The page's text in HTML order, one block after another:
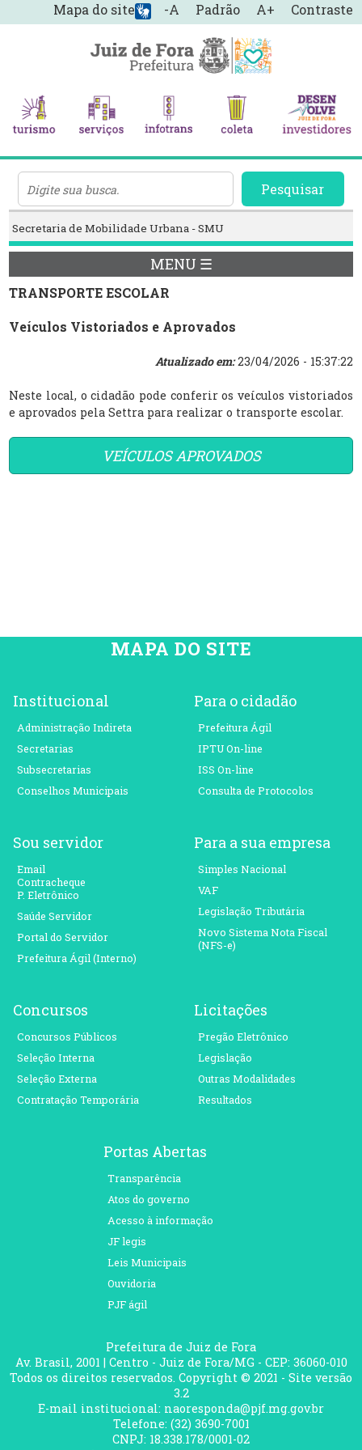
-A Padrão A+ Contraste
Mapa do site
Pesquisar
Secretaria de Mobilidade Urbana - SMU
MENU ☰
TRANSPORTE ESCOLAR
Veículos Vistoriados e Aprovados
Atualizado em:23/04/2026 - 15:37:22
Neste local, o cidadão pode conferir os veículos vistoriados
e aprovados pela Settra para realizar o transporte escolar.
VEÍCULOS APROVADOS
MAPA DO SITE
Institucional
Administração Indireta
Secretarias
Subsecretarias
Conselhos Municipais
Para o cidadão
Prefeitura Ágil
IPTU On-line
ISS On-line
Consulta de Protocolos
Sou servidor
Email
Contracheque
P. Eletrônico
Saúde Servidor
Portal do Servidor
Prefeitura Ágil (Interno)
Para a sua empresa
Simples Nacional
VAF
Legislação Tributária
Novo Sistema Nota Fiscal
(NFS-e)
Concursos
Concursos Públicos
Seleção Interna
Seleção Externa
Contratação Temporária
Licitações
Pregão Eletrônico
Legislação
Outras Modalidades
Resultados
Portas Abertas
Transparência
Atos do governo
Acesso à informação
JF legis
Leis Municipais
Ouvidoria
PJF ágil
Prefeitura de Juiz de Fora
Av. Brasil, 2001 | Centro - Juiz de Fora/MG - CEP: 36060-010
Todos os direitos reservados. Copyright © 2021 - Site versão
3.2
E-mail institucional: naoresponda@pjf.mg.gov.br
Telefone: (32) 3690-7001
CNPJ: 18.338.178/0001-02